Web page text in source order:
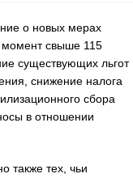
о новых мерах
свыше 115
существующих льгот
снижение налога
сбора
в отношении
также тех, чьи